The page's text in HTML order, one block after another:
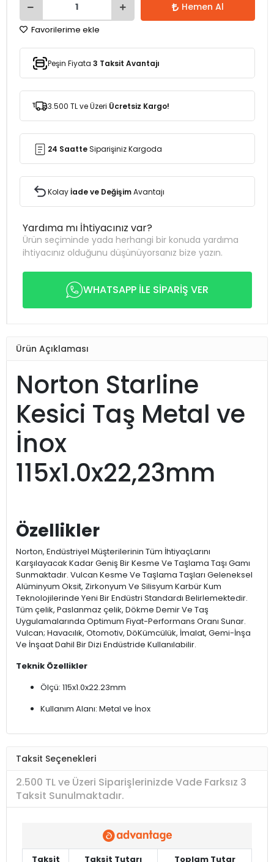
Hemen Al
Favorilerime ekle
Peşin Fiyata 3 Taksit Avantajı
3.500 TL ve Üzeri Ücretsiz Kargo!
24 SaatteSiparişiniz Kargoda
Kolayİade ve DeğişimAvantajı
Yardıma mı İhtiyacınız var?
Ürün seçiminde yada herhangi bir konuda yardıma
ihtiyacınız olduğunu düşünüyorsanız bize yazın.
WHATSAPP İLE SİPARİŞ VER
Ürün Açıklaması
Norton Starline
Kesici Taş Metal ve
İnox
115x1.0x22,23mm
Özellikler
Norton, Endüstriyel Müşterilerinin Tüm İhtiyaçLarını
Karşılayacak Kadar Geniş Bir Kesme Ve Taşlama Taşı Gamı
Sunmaktadır. Vulcan Kesme Ve Taşlama Taşları Geleneksel
Alüminyum Oksit, Zirkonyum Ve Silisyum Karbür Kum
Teknolojilerinde Yeni Bir Endüstri Standardı Belirlemektedir.
Tüm çelik, Paslanmaz çelik, Dökme Demir Ve Taş
Uygulamalarında Optimum Fiyat-Performans Oranı Sunar.
Vulcan; Havacılık, Otomotiv, DöKümcülük, İmalat, Gemi-İnşa
Ve İnşaat Dahil Bir Dizi Endüstride Kullanılabilir.
Teknik Özellikler
Ölçü: 115x1.0x22.23mm
Kullanım Alanı: Metal ve İnox
Taksit Seçenekleri
2.500 TL ve Üzeri Siparişlerinizde Vade Farksız 3
Taksit Sunulmaktadır.
Taksit Taksit Tutarı Toplam Tutar